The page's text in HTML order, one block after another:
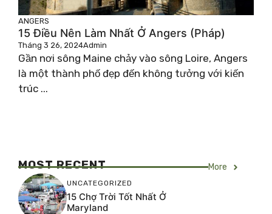
ANGERS
15 Điều Nên Làm Nhất Ở Angers (Pháp)
Tháng 3 26, 2024Admin
Gần nơi sông Maine chảy vào sông Loire, Angers
là một thành phố đẹp đến không tưởng với kiến ​​
trúc ...
MOST RECENT More
UNCATEGORIZED
15 Chợ Trời Tốt Nhất Ở
Maryland